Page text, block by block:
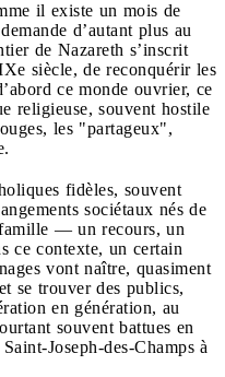
il existe un mois de
d’autant plus au
de Nazareth s’inscrit
siècle, de reconquérir les
ce monde ouvrier, ce
religieuse, souvent hostile
les "partageux",
fidèles, souvent
sociétaux nés de
— un recours, un
ce contexte, un certain
vont naître, quasiment
se trouver des publics,
en génération, au
souvent battues en
Joseph-des-Champs à